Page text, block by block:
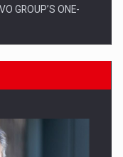
GROUP’S ONE-